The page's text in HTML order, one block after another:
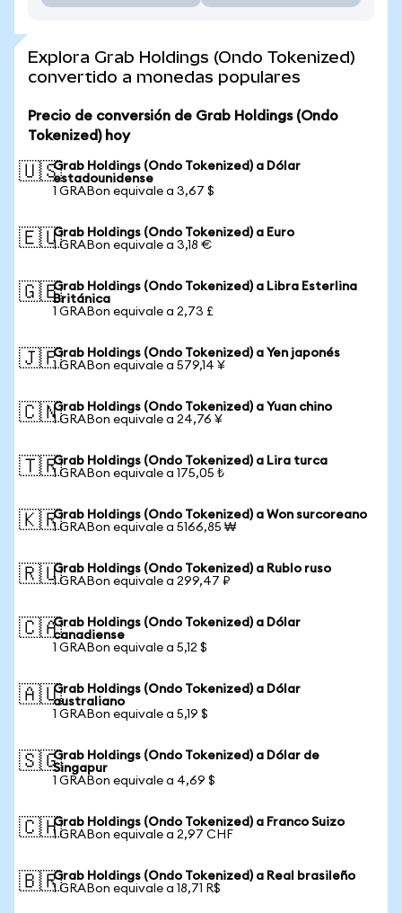
Explora Grab Holdings (Ondo Tokenized)
convertido a monedas populares
Precio de conversión de Grab Holdings (Ondo
Tokenized) hoy
🇺🇸Grab Holdings (Ondo Tokenized) a Dólar
estadounidense
1 GRABon equivale a 3,67 $
🇪🇺Grab Holdings (Ondo Tokenized) a Euro
1 GRABon equivale a 3,18 €
🇬🇧Grab Holdings (Ondo Tokenized) a Libra Esterlina
Británica
1 GRABon equivale a 2,73 £
🇯🇵Grab Holdings (Ondo Tokenized) a Yen japonés
1 GRABon equivale a 579,14 ¥
🇨🇳Grab Holdings (Ondo Tokenized) a Yuan chino
1 GRABon equivale a 24,76 ¥
🇹🇷Grab Holdings (Ondo Tokenized) a Lira turca
1 GRABon equivale a 175,05 ₺
🇰🇷Grab Holdings (Ondo Tokenized) a Won surcoreano
1 GRABon equivale a 5166,85 ₩
🇷🇺Grab Holdings (Ondo Tokenized) a Rublo ruso
1 GRABon equivale a 299,47 ₽
🇨🇦Grab Holdings (Ondo Tokenized) a Dólar
canadiense
1 GRABon equivale a 5,12 $
🇦🇺Grab Holdings (Ondo Tokenized) a Dólar
australiano
1 GRABon equivale a 5,19 $
🇸🇬Grab Holdings (Ondo Tokenized) a Dólar de
Singapur
1 GRABon equivale a 4,69 $
🇨🇭Grab Holdings (Ondo Tokenized) a Franco Suizo
1 GRABon equivale a 2,97 CHF
🇧🇷Grab Holdings (Ondo Tokenized) a Real brasileño
1 GRABon equivale a 18,71 R$